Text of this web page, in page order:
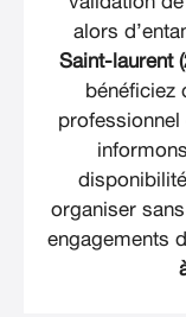
alors
Saint-laurent
bénéficiez
professionnel
organiser
engagements